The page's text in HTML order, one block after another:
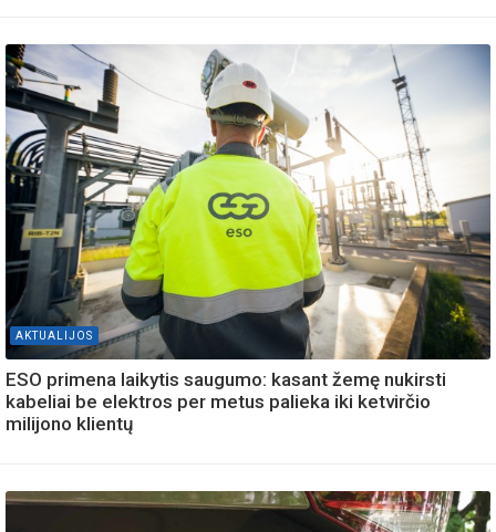
AKTUALIJOS
ESO primena laikytis saugumo: kasant žemę nukirsti
kabeliai be elektros per metus palieka iki ketvirčio
milijono klientų